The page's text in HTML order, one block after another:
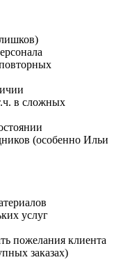
в сложных
(особенно Ильи
услуг
пожелания клиента
заказах)